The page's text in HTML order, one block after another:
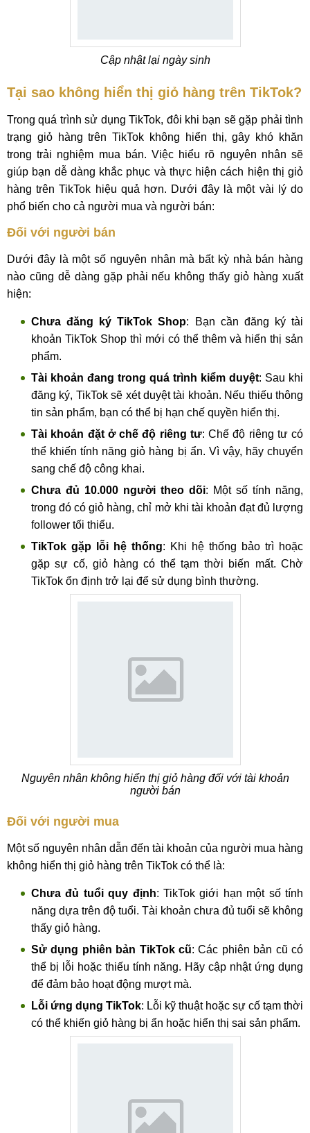
Cập nhật lại ngày sinh
Tại sao không hiển thị giỏ hàng trên TikTok?
Trong quá trình sử dụng TikTok, đôi khi bạn sẽ gặp phải tình
trạng giỏ hàng trên TikTok không hiển thị, gây khó khăn
trong trải nghiệm mua bán. Việc hiểu rõ nguyên nhân sẽ
giúp bạn dễ dàng khắc phục và thực hiện cách hiện thị giỏ
hàng trên TikTok hiệu quả hơn. Dưới đây là một vài lý do
phổ biến cho cả người mua và người bán:
Đối với người bán
Dưới đây là một số nguyên nhân mà bất kỳ nhà bán hàng
nào cũng dễ dàng gặp phải nếu không thấy giỏ hàng xuất
hiện:
Chưa đăng ký TikTok Shop: Bạn cần đăng ký tài
khoản TikTok Shop thì mới có thể thêm và hiển thị sản
phẩm.
Tài khoản đang trong quá trình kiểm duyệt: Sau khi
đăng ký, TikTok sẽ xét duyệt tài khoản. Nếu thiếu thông
tin sản phẩm, bạn có thể bị hạn chế quyền hiển thị.
Tài khoản đặt ở chế độ riêng tư: Chế độ riêng tư có
thể khiến tính năng giỏ hàng bị ẩn. Vì vậy, hãy chuyển
sang chế độ công khai.
Chưa đủ 10.000 người theo dõi: Một số tính năng,
trong đó có giỏ hàng, chỉ mở khi tài khoản đạt đủ lượng
follower tối thiểu.
TikTok gặp lỗi hệ thống: Khi hệ thống bảo trì hoặc
gặp sự cố, giỏ hàng có thể tạm thời biến mất. Chờ
TikTok ổn định trở lại để sử dụng bình thường.
Nguyên nhân không hiển thị giỏ hàng đối với tài khoản
người bán
Đối với người mua
Một số nguyên nhân dẫn đến tài khoản của người mua hàng
không hiển thị giỏ hàng trên TikTok có thể là:
Chưa đủ tuổi quy định: TikTok giới hạn một số tính
năng dựa trên độ tuổi. Tài khoản chưa đủ tuổi sẽ không
thấy giỏ hàng.
Sử dụng phiên bản TikTok cũ: Các phiên bản cũ có
thể bị lỗi hoặc thiếu tính năng. Hãy cập nhật ứng dụng
để đảm bảo hoạt động mượt mà.
Lỗi ứng dụng TikTok: Lỗi kỹ thuật hoặc sự cố tạm thời
có thể khiến giỏ hàng bị ẩn hoặc hiển thị sai sản phẩm.